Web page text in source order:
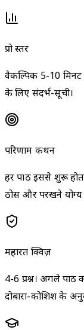
प्रो स्तर
वैकल्पिक 5-10 मिनट
के लिए संदर्भ-सूची।
परिणाम कथन
हर पाठ इससे शुरू
ठोस और परखने
महारत क्विज़
4-6 प्रश्न। अगले
दोबारा-कोशिश के